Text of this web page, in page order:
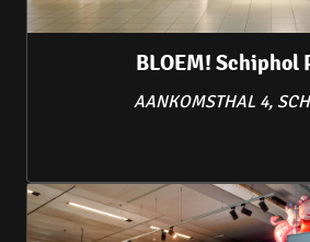
BLOEM! Schiphol
AANKOMSTHAL 4,